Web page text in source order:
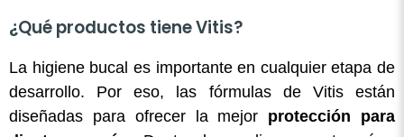
¿Qué productos tiene Vitis?
La higiene bucal es importante en cualquier etapa de
desarrollo. Por eso, las fórmulas de Vitis están
diseñadas para ofrecer la mejor protección para